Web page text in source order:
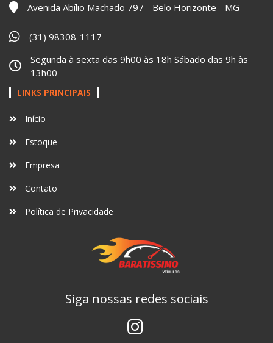
Avenida Abílio Machado 797 - Belo Horizonte - MG
(31) 98308-1117
Segunda à sexta das 9h00 às 18h Sábado das 9h às
13h00
LINKS PRINCIPAIS
Início
Estoque
Empresa
Contato
Política de Privacidade
Siga nossas redes sociais